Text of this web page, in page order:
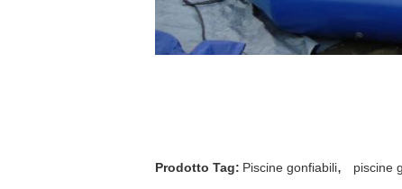
Prodotto Tag: Piscine gonfiabili, piscine